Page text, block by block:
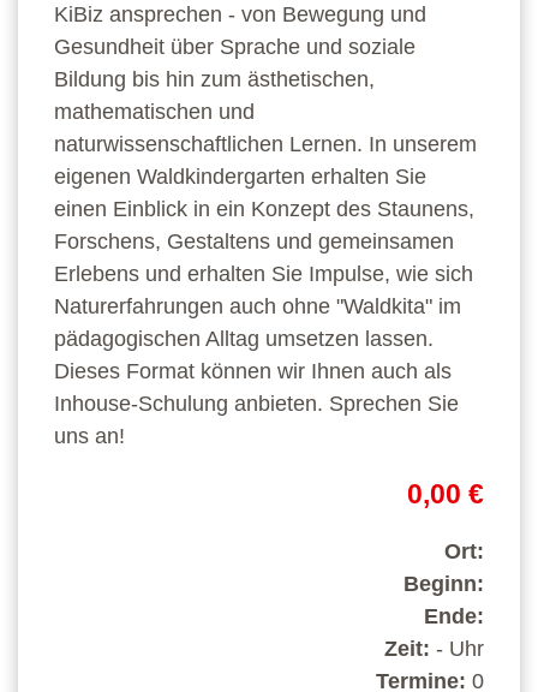
KiBiz ansprechen - von Bewegung und
Gesundheit über Sprache und soziale
Bildung bis hin zum ästhetischen,
mathematischen und
naturwissenschaftlichen Lernen. In unserem
eigenen Waldkindergarten erhalten Sie
einen Einblick in ein Konzept des Staunens,
Forschens, Gestaltens und gemeinsamen
Erlebens und erhalten Sie Impulse, wie sich
Naturerfahrungen auch ohne "Waldkita" im
pädagogischen Alltag umsetzen lassen.
Dieses Format können wir Ihnen auch als
Inhouse-Schulung anbieten. Sprechen Sie
uns an!
0,00 €
Ort:
Beginn:
Ende:
Zeit: - Uhr
Termine: 0